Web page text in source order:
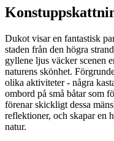
Dukot visar en fantastisk
staden från den högra
gyllene ljus väcker scenen
naturens skönhet.
olika aktiviteter - några
ombord på små båtar som
förenar skickligt dessa
reflektioner, och skapar en
natur.